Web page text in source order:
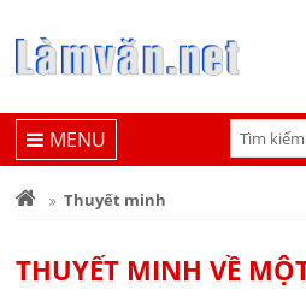
MENU
Thuyết minh
THUYẾT MINH VỀ